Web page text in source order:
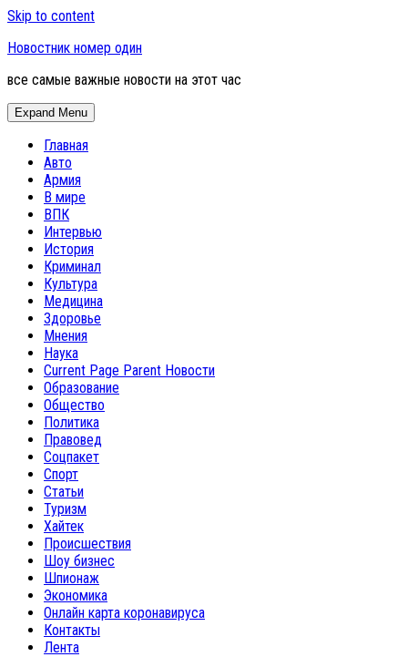
Skip to content
Новостник номер один
все самые важные новости на этот час
Expand Menu
Главная
Авто
Армия
В мире
ВПК
Интервью
История
Криминал
Культура
Медицина
Здоровье
Мнения
Наука
Current Page Parent Новости
Образование
Общество
Политика
Правовед
Соцпакет
Спорт
Статьи
Туризм
Хайтек
Происшествия
Шоу бизнес
Шпионаж
Экономика
Онлайн карта коронавируса
Контакты
Лента